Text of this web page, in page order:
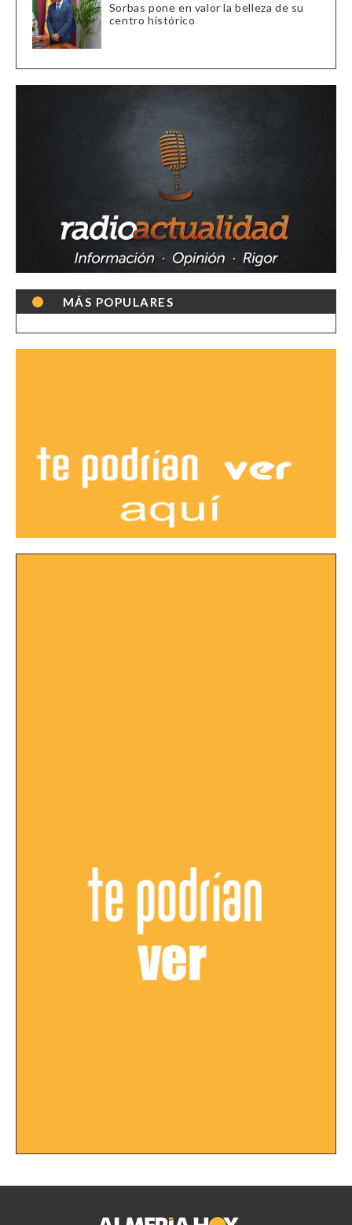
Sorbas pone en valor la belleza de su
centro histórico
MÁS POPULARES